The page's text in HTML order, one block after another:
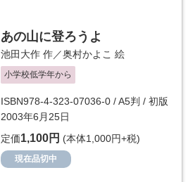
あの山に登ろうよ
池田大作 作／奥村かよこ 絵
小学校低学年から
ISBN978-4-323-07036-0 / A5判 / 初版
2003年6月25日
定価1,100円 (本体1,000円+税)
現在品切中